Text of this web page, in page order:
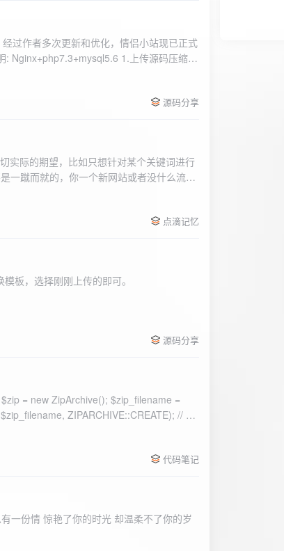
过作者多次更新和优化，情侣小站现已正式
: Nginx+php7.3+mysql5.6 1.上传源码压缩包
源码分享
实际的期望，比如只想针对某个关键词进行
一蹴而就的，你一个新网站或者没什么流量
点滴记忆
板，选择刚刚上传的即可。
源码分享
= new ZipArchive(); $zip_filename =
路径 $zip-
路径 * @param $zip zip 对象 */ function
代码笔记
一份情 惊艳了你的时光 却温柔不了你的岁